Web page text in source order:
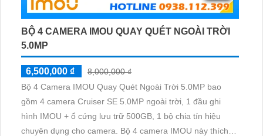
BỘ 4 CAMERA IMOU QUAY QUÉT NGOÀI TRỜI
5.0MP
6,500,000 ₫
8,000,000 ₫
Bộ 4 Camera IMOU Quay Quét Ngoài Trời 5.0MP bao
gồm 4 camera Cruiser SE 5.0MP ngoài trời, 1 đầu ghi
hình IMOU + ổ cứng lưu trữ 500GB, 1 bộ chia tín hiệu
chuyên dụng cho camera. Bộ 4 camera IMOU này thích